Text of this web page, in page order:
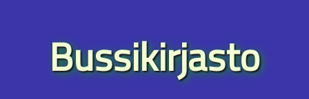
Bussikirjasto